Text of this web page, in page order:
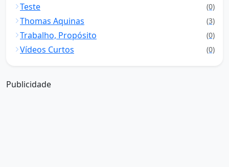
Teste (0)
Thomas Aquinas (3)
Trabalho, Propósito (0)
Vídeos Curtos (0)
Publicidade